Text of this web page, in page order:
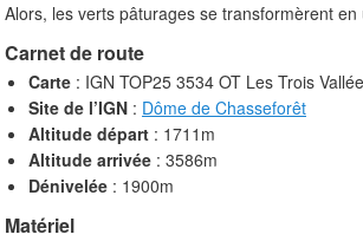
Alors, les verts pâturages se transformèrent
Carnet de route
Carte : IGN TOP25 3534 OT Les Trois
Site de l’IGN : Dôme de Chasseforêt
Altitude départ : 1711m
Altitude arrivée : 3586m
Dénivelée : 1900m
Matériel